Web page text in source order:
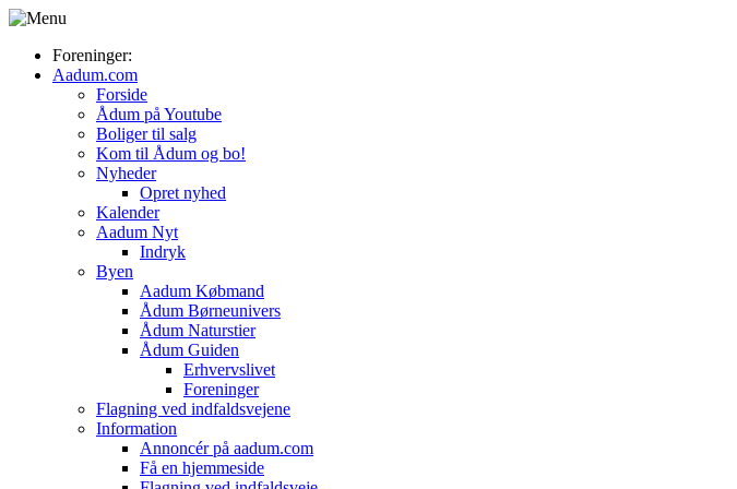
Foreninger:
Aadum.com
Forside
Ådum på Youtube
Boliger til salg
Kom til Ådum og bo!
Nyheder
Opret nyhed
Kalender
Aadum Nyt
Indryk
Byen
Aadum Købmand
Ådum Børneunivers
Ådum Naturstier
Ådum Guiden
Erhvervslivet
Foreninger
Flagning ved indfaldsvejene
Information
Annoncér på aadum.com
Få en hjemmeside